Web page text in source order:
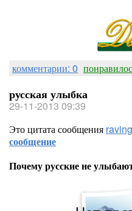
комментарии: 0
русская улыбка
29-11-2013 09:39
Это цитата сообщения
сообщение
Почему русские не